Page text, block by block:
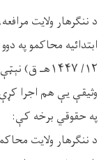
د ننګرهار ولايت
وثيقې يې هم اجرا
په حقوقي برخه کې: